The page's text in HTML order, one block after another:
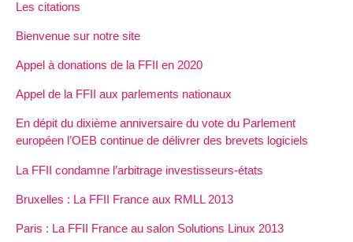
Les citations
Bienvenue sur notre site
Appel à donations de la FFII en 2020
Appel de la FFII aux parlements nationaux
En dépit du dixième anniversaire du vote du Parlement
européen l’OEB continue de délivrer des brevets logiciels
La FFII condamne l’arbitrage investisseurs-états
Bruxelles : La FFII France aux RMLL 2013
Paris : La FFII France au salon Solutions Linux 2013